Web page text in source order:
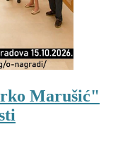
Marušić"